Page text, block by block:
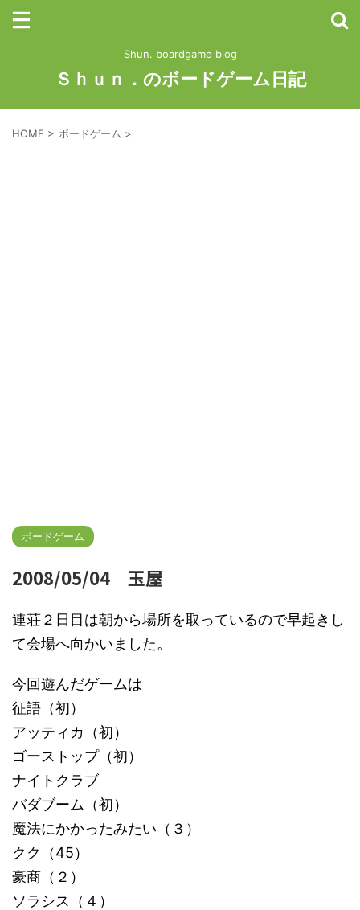
Shun. boardgame blog
Ｓｈｕｎ．のボードゲーム日記
HOME > ボードゲーム >
ボードゲーム
2008/05/04 玉屋
連荘２日目は朝から場所を取っているので早起きし
て会場へ向かいました。
今回遊んだゲームは
征語（初）
アッティカ（初）
ゴーストップ（初）
ナイトクラブ
バダブーム（初）
魔法にかかったみたい（３）
クク（45）
豪商（２）
ソラシス（４）